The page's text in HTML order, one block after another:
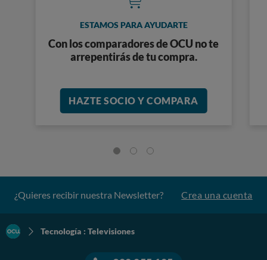
ESTAMOS PARA AYUDARTE
Con los comparadores de OCU no te
arrepentirás de tu compra.
HAZTE SOCIO Y COMPARA
¿Quieres recibir nuestra Newsletter? Crea una cuenta
Tecnología : Televisiones